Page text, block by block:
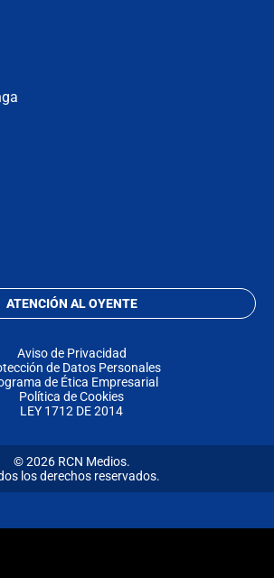
ATENCIÓN AL OYENTE
Aviso de Privacidad
de Datos Personales
de Ética Empresarial
Política de Cookies
LEY 1712 DE 2014
© 2026 RCN Medios.
los derechos reservados.